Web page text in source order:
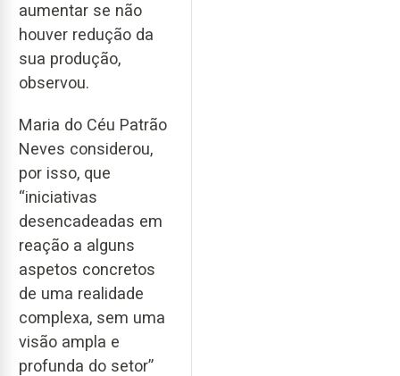
aumentar se não
houver redução da
sua produção,
observou.
Maria do Céu Patrão
Neves considerou,
por isso, que
“iniciativas
desencadeadas em
reação a alguns
aspetos concretos
de uma realidade
complexa, sem uma
visão ampla e
profunda do setor”